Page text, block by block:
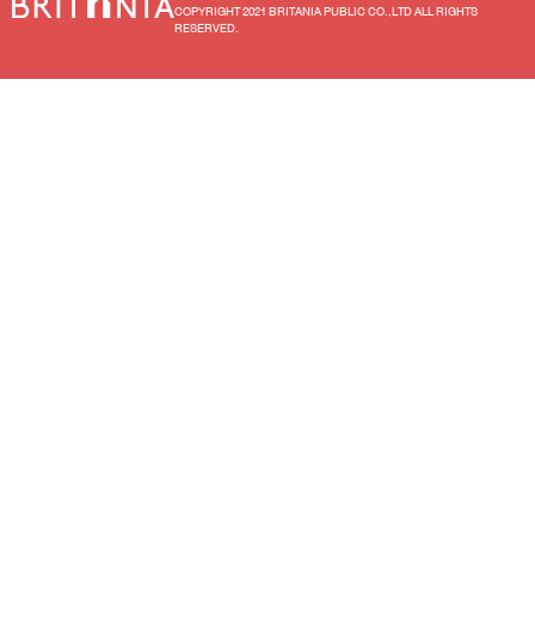
COPYRIGHT 2021 BRITANIA PUBLIC CO.,LTD ALL RIGHTS
RESERVED.